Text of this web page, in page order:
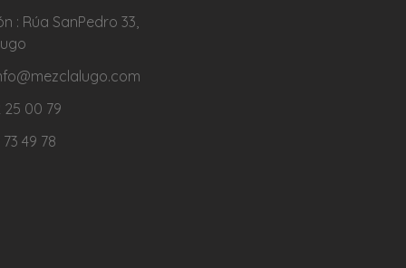
: Rúa SanPedro 33,
25 00 79
49 78